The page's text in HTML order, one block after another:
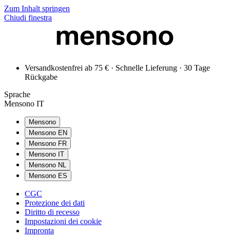
Zum Inhalt springen
Chiudi finestra
Versandkostenfrei ab 75 € · Schnelle Lieferung · 30 Tage
Rückgabe
Sprache
Mensono IT
Mensono
Mensono EN
Mensono FR
Mensono IT
Mensono NL
Mensono ES
CGC
Protezione dei dati
Diritto di recesso
Impostazioni dei cookie
Impronta